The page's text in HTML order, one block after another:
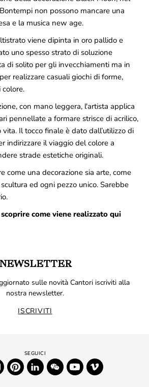
non possono mancare una
e la musica new age.
viene dipinta in oro pallido e
uno spesso strato di soluzione
di solito per gli invecchiamenti ma in
realizzare casuali giochi di forme,
con mano leggera, l'artista applica
pennellate a formare strisce di acrilico,
Il tocco finale è dato dall’utilizzo di
indirizzare il viaggio del colore a
strade estetiche originali.
come una decorazione sia arte, come
ed ogni pezzo unico. Sarebbe
come viene realizzato qui
NEWSLETTER
sulle novità Cantori iscriviti alla
nostra newsletter.
ISCRIVITI